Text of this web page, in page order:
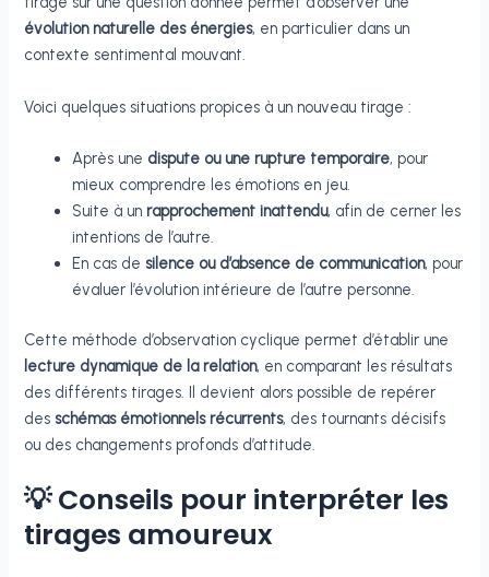
évolution naturelle des énergies, en particulier dans un
contexte sentimental mouvant.
Voici quelques situations propices à un nouveau tirage :
Après une dispute ou une rupture temporaire, pour
mieux comprendre les émotions en jeu.
Suite à un rapprochement inattendu, afin de cerner les
intentions de l’autre.
En cas de silence ou d’absence de communication, pour
évaluer l’évolution intérieure de l’autre personne.
Cette méthode d’observation cyclique permet d’établir une
lecture dynamique de la relation, en comparant les résultats
des différents tirages. Il devient alors possible de repérer
des schémas émotionnels récurrents, des tournants décisifs
ou des changements profonds d’attitude.
💡 Conseils pour interpréter les
tirages amoureux